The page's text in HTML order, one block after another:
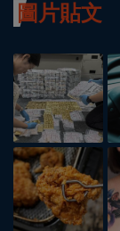
圖片貼文